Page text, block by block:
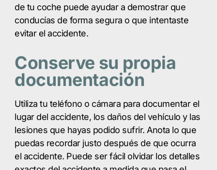
de tu coche puede ayudar a demostrar que
conducías de forma segura o que intentaste
evitar el accidente.
Conserve su propia
documentación
Utiliza tu teléfono o cámara para documentar el
lugar del accidente, los daños del vehículo y las
lesiones que hayas podido sufrir. Anota lo que
puedas recordar justo después de que ocurra
el accidente. Puede ser fácil olvidar los detalles